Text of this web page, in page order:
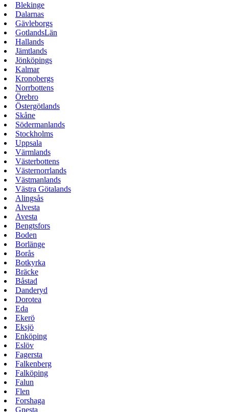
Blekinge
Dalarnas
Gävleborgs
GotlandsLän
Hallands
Jämtlands
Jönköpings
Kalmar
Kronobergs
Norrbottens
Örebro
Östergötlands
Skåne
Södermanlands
Stockholms
Uppsala
Värmlands
Västerbottens
Västernorrlands
Västmanlands
Västra Götalands
Alingsås
Alvesta
Avesta
Bengtsfors
Boden
Borlänge
Borås
Botkyrka
Bräcke
Båstad
Danderyd
Dorotea
Eda
Ekerö
Eksjö
Enköping
Eslöv
Fagersta
Falkenberg
Falköping
Falun
Flen
Forshaga
Gnesta